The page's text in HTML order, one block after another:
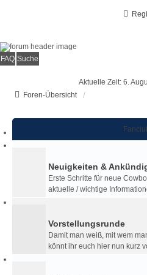
FAQ Suche
Aktuelle Zeit: 6.
Foren-Übersicht
Neuigkeiten &
Erste Schritte für neue
aktuelle / wichtige
Vorstellungsrunde
Damit man weiß, mit wem
könnt ihr euch hier nun kurz